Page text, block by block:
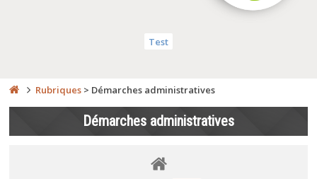
Test
Rubriques > Démarches administratives
Démarches administratives